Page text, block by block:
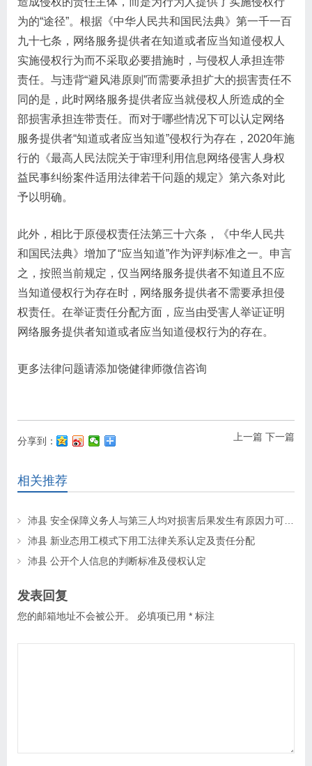
为的“途径”​。根据《中华人民共和国民法典》第一千一百
九十七条，网络服务提供者在知道或者应当知道侵权人
实施侵权行为而不采取必要措施时，与侵权人承担连带
责任。与违背“避风港原则”而需要承担扩大的损害责任不
同的是，此时网络服务提供者应当就侵权人所造成的全
部损害承担连带责任。而对于哪些情况下可以认定网络
服务提供者“知道或者应当知道”侵权行为存在，2020年施
行的《最高人民法院关于审理利用信息网络侵害人身权
益民事纠纷案件适用法律若干问题的规定》第六条对此
予以明确。
此外，相比于原侵权责任法第三十六条，​《中华人民共
和国民法典》增加了“应当知道”作为评判标准之一。申言
之，按照当前规定，仅当网络服务提供者不知道且不应
当知道侵权行为存在时，网络服务提供者不需要承担侵
权责任。在举证责任分配方面，应当由受害人举证证明
网络服务提供者知道或者应当知道侵权行为的存在。
更多法律问题请添加饶健律师微信咨询
上一篇 下一篇
分享到：
相关推荐
沛县 新业态用工模式下用工法律关系认定及责任分配
沛县 公开个人信息的判断标准及侵权认定
发表回复
您的邮箱地址不会被公开。 必填项已用 * 标注